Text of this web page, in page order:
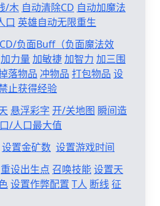
/木 自动清除CD 自动加魔法
口 英雄自动无限重生
负面Buff（负面魔法效
加力量 加敏捷加智力 加三围
落物品 冲物品 打包物品 设
止获得经验
悬浮彩字 开/关地图 瞬间造
/人口最大值
设置金矿数 设置游戏时间
重设出生点 召唤技能设置天
设置作弊配置 T人 断线征